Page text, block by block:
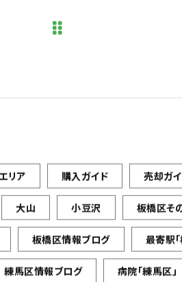
リア 購入ガイド 売却ガ
大山 小豆沢 板橋区そ
板橋区情報ブログ 最寄駅
練馬区情報ブログ 病院「練馬区」